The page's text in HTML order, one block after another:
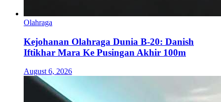
Olahraga
Kejohanan Olahraga Dunia B-20: Danish
Iftikhar Mara Ke Pusingan Akhir 100m
August 6, 2026